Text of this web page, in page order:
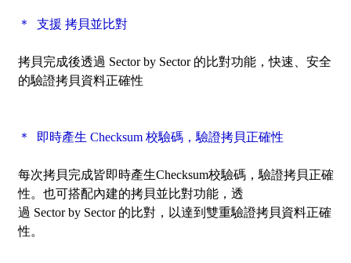
＊ 支援 拷貝並比對
拷貝完成後透過 Sector by Sector 的比對功能，快速、安全
的驗證拷貝資料正確性
＊ 即時產生 Checksum 校驗碼，驗證拷貝正確性
每次拷貝完成皆即時產生Checksum校驗碼，驗證拷貝正確
性。也可搭配內建的拷貝並比對功能，透
過 Sector by Sector的比對，以達到雙重驗證拷貝資料正確
性。